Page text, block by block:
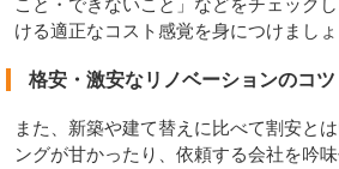
こと・できないこと」などをチェック
ける適正なコスト感覚を身につけましょ
格安・激安なリノベーションのコツ
また、新築や建て替えに比べて割安と
ングが甘かったり、依頼する会社を吟